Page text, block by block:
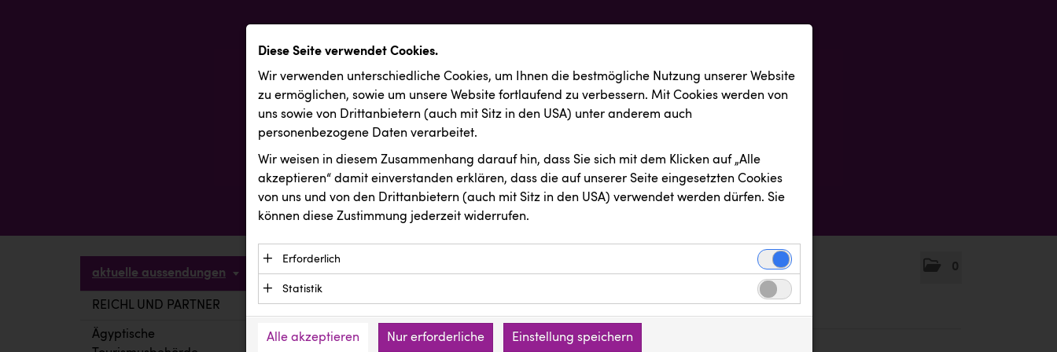
0
aktuelle aussendungen
REICHL UND PARTNER
Ägyptische
Diese Seite verwendet Cookies.
Wir verwenden unterschiedliche Cookies, um Ihnen die best­mögliche Nutzung unserer Website
zu ermöglichen, sowie um unsere Website fortlaufend zu verbessern. Mit Cookies werden von
uns sowie von Drittanbietern (auch mit Sitz in den USA) unter anderem auch
personenbezogene Daten verarbeitet.
Wir weisen in diesem Zusammenhang darauf hin, dass Sie sich mit dem Klicken auf „Alle
akzeptieren“ damit ein­ver­standen erklären, dass die auf unserer Seite eingesetzten Cookies
von uns und von den Drittanbietern (auch mit Sitz in den USA) verwendet werden dürfen. Sie
können diese Zustimmung jederzeit widerrufen.
Erforderlich
Essenzielle Cookies ermöglichen grundlegende Funktionen und sind für die einwandfreie
Funktion der Website erforderlich. Diese Cookies speichern keine personenbezogenen
Daten und werden an keine Dritten übermittelt.
Anbieter: Eigentümer der Website (Erstanbieter)
Statistik
verstehen, wie unsere Besucher unsere Website nutzen.
Alle akzeptieren Nur erforderliche Einstellung speichern